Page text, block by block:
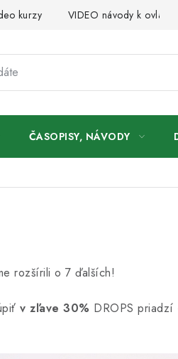
kurzy VIDEO návody k
ČASOPISY, NÁVODY
rozšírili o 7 ďalších!
v zľave 30% DROPS priadzí